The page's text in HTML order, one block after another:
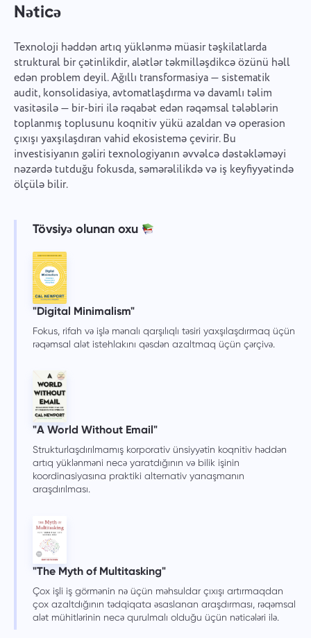
Nəticə
Texnoloji həddən artıq yüklənmə müasir təşkilatlarda
struktural bir çətinlikdir, alətlər təkmilləşdikcə özünü həll
edən problem deyil. Ağıllı transformasiya — sistematik
audit, konsolidasiya, avtomatlaşdırma və davamlı təlim
vasitəsilə — bir-biri ilə rəqabət edən rəqəmsal tələblərin
toplanmış toplusunu koqnitiv yükü azaldan və operasion
çıxışı yaxşılaşdıran vahid ekosistemə çevirir. Bu
investisiyanın gəliri texnologiyanın əvvəlcə dəstəkləməyi
nəzərdə tutduğu fokusda, səmərəlilikdə və iş keyfiyyətində
ölçülə bilir.
Tövsiyə olunan oxu
"Digital Minimalism"
Fokus, rifah və işlə mənalı qarşılıqlı təsiri yaxşılaşdırmaq üçün
rəqəmsal alət istehlakını qəsdən azaltmaq üçün çərçivə.
"A World Without Email"
Strukturlaşdırılmamış korporativ ünsiyyətin koqnitiv həddən
artıq yüklənməni necə yaratdığının və bilik işinin
koordinasiyasına praktiki alternativ yanaşmanın
araşdırılması.
"The Myth of Multitasking"
Çox işli iş görmənin nə üçün məhsuldar çıxışı artırmaqdan
çox azaltdığının tədqiqata əsaslanan araşdırması, rəqəmsal
alət mühitlərinin necə qurulmalı olduğu üçün nəticələri ilə.